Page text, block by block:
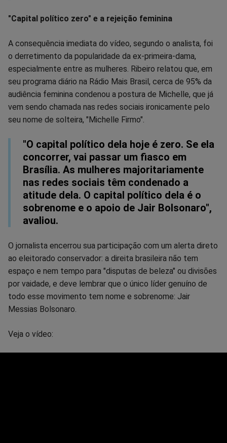
"Capital político zero" e a rejeição feminina
A consequência imediata do vídeo, segundo o analista, foi
o derretimento da popularidade da ex-primeira-dama,
especialmente entre as mulheres. Ribeiro relatou que, em
seu programa diário na Rádio Mais Brasil, cerca de 95% da
audiência feminina condenou a postura de Michelle, que já
vem sendo chamada nas redes sociais ironicamente pelo
seu nome de solteira, "Michelle Firmo".
"O capital político dela hoje é zero. Se ela
concorrer, vai passar um fiasco em
Brasília. As mulheres majoritariamente
nas redes sociais têm condenado a
atitude dela. O capital político dela é o
sobrenome e o apoio de Jair Bolsonaro",
avaliou.
O jornalista encerrou sua participação com um alerta direto
ao eleitorado conservador: a direita brasileira não tem
espaço e nem tempo para "disputas de beleza" ou divisões
por vaidade, e deve lembrar que o único líder genuíno de
todo esse movimento tem nome e sobrenome: Jair
Messias Bolsonaro.
Veja o vídeo: